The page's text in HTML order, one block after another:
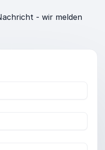
- wir melden